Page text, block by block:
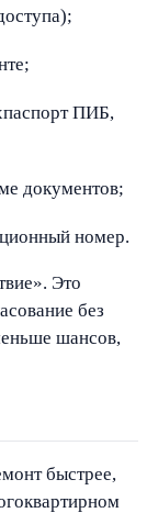
ПИБ,
документов;
номер.
Это
без
шансов,
быстрее,